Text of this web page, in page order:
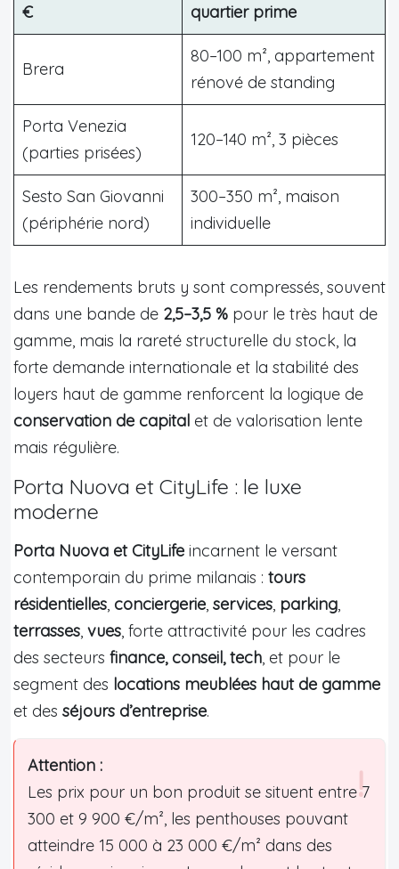
€
quartier prime
Brera
80–100 m², appartement
rénové de standing
Porta Venezia
(parties prisées)
120–140 m², 3 pièces
Sesto San Giovanni
(périphérie nord)
300–350 m², maison
individuelle
Les rendements bruts y sont compressés, souvent
dans une bande de 2,5–3,5 % pour le très haut de
gamme, mais la rareté structurelle du stock, la
forte demande internationale et la stabilité des
loyers haut de gamme renforcent la logique de
conservation de capital et de valorisation lente
mais régulière.
Porta Nuova et CityLife : le luxe
moderne
Porta Nuova et CityLife incarnent le versant
contemporain du prime milanais : tours
résidentielles, conciergerie, services, parking,
terrasses, vues, forte attractivité pour les cadres
des secteurs finance, conseil, tech, et pour le
segment des locations meublées haut de gamme
et des séjours d’entreprise.
Attention :
Les prix pour un bon produit se situent entre 7
300 et 9 900 €/m², les penthouses pouvant
atteindre 15 000 à 23 000 €/m² dans des